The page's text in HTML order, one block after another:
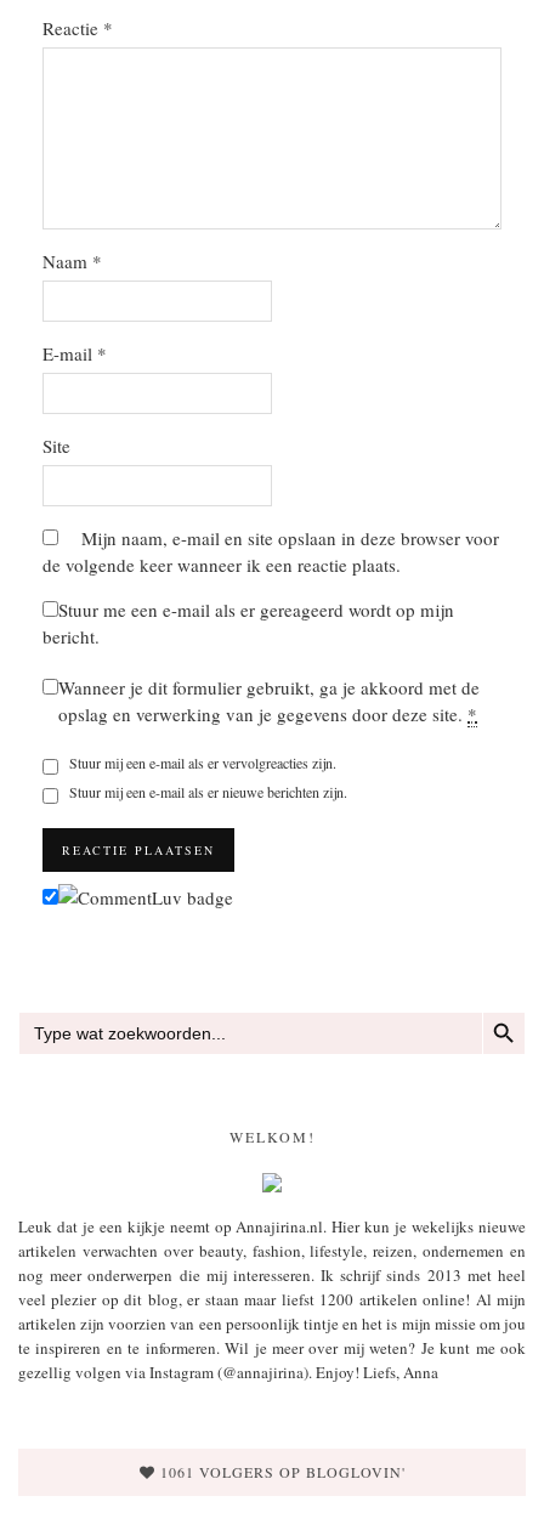
Reactie *
Naam *
E-mail *
Site
Mijn naam, e-mail en site opslaan in deze browser voor
de volgende keer wanneer ik een reactie plaats.
Stuur me een e-mail als er gereageerd wordt op mijn
bericht.
Wanneer je dit formulier gebruikt, ga je akkoord met de
opslag en verwerking van je gegevens door deze site. *
Stuur mij een e-mail als er vervolgreacties zijn.
Stuur mij een e-mail als er nieuwe berichten zijn.
naar:
WELKOM!
Leuk dat je een kijkje neemt op Annajirina.nl. Hier kun je wekelijks nieuwe
artikelen verwachten over beauty, fashion, lifestyle, reizen, ondernemen en
nog meer onderwerpen die mij interesseren. Ik schrijf sinds 2013 met heel
veel plezier op dit blog, er staan maar liefst 1200 artikelen online! Al mijn
artikelen zijn voorzien van een persoonlijk tintje en het is mijn missie om jou
te inspireren en te informeren. Wil je meer over mij weten? Je kunt me ook
gezellig volgen via Instagram (@annajirina). Enjoy! Liefs, Anna
1061 VOLGERS OP BLOGLOVIN'